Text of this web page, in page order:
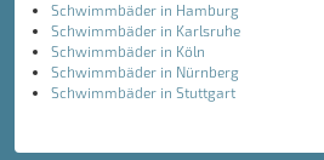
Schwimmbäder in Hamburg
Schwimmbäder in Karlsruhe
Schwimmbäder in Köln
Schwimmbäder in Nürnberg
Schwimmbäder in Stuttgart